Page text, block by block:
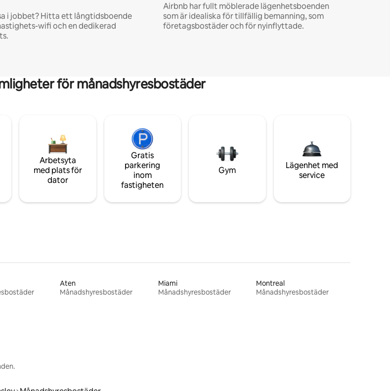
i jobbet? Hitta ett långtidsboende
wifi och en dedikerad
Airbnb har fullt möblerade lägenhetsboenden
som är idealiska för tillfällig bemanning, som
företagsbostäder och för nyinflyttade.
för månadshyresbostäder
Arbetsyta
med plats för
dator
Gratis
parkering
inom
fastigheten
Gym
Lägenhet med
service
Aten
Månadshyresbostäder
Miami
Månadshyresbostäder
Montreal
Månadshyresbostäder